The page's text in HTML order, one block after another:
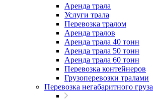
Аренда трала
Услуги трала
Перевозка тралом
Аренда тралов
Аренда трала 40 тонн
Аренда трала 50 тонн
Аренда трала 60 тонн
Перевозка контейнеров
Грузоперевозки тралами
Перевозка негабаритного груза